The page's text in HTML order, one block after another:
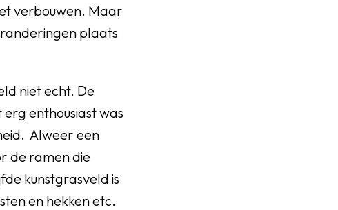
verbouwen. Maar
plaats
niet echt. De
enthousiast was
Alweer een
de ramen die
kunstgrasveld is
en hekken etc.